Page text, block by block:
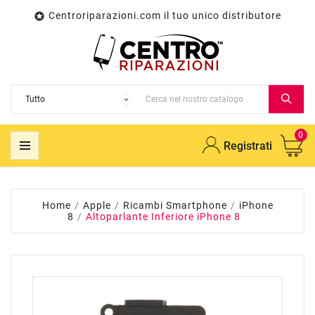
 Centroriparazioni.com il tuo unico distributore
Registrati
0
Home Apple Ricambi Smartphone
iPhone
8
Altoparlante Inferiore iPhone 8